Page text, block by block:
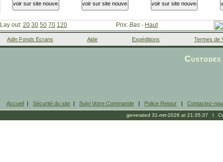
Lay out: 20 30 50 70 120 Prix: Bas - Haut
Adin Fonds Ecrans Aide Expéditions Termes de
Accueil | Sécurité du site | Suivi Votre Commande | Police Retour | Contactez-
generated 31-mrt-2026 at 21:35:37 l